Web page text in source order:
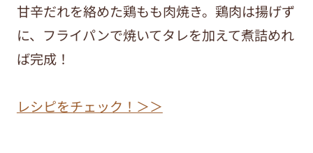
甘辛だれを絡めた鶏もも肉焼き。鶏肉は揚げず
に、フライパンで焼いてタレを加えて煮詰めれ
ば完成！
レシピをチェック！＞＞